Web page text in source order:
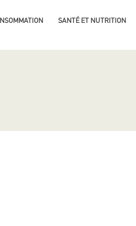
SANTÉ ET NUTRITION